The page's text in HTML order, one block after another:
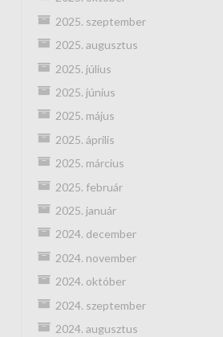
2025. szeptember
2025. augusztus
2025. július
2025. június
2025. május
2025. április
2025. március
2025. február
2025. január
2024. december
2024. november
2024. október
2024. szeptember
2024. augusztus